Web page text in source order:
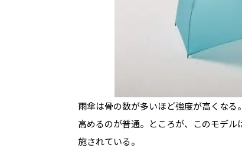
雨傘は骨の数が多いほど強度が高くな
高めるのが普通。ところが、このモデ
施されている。